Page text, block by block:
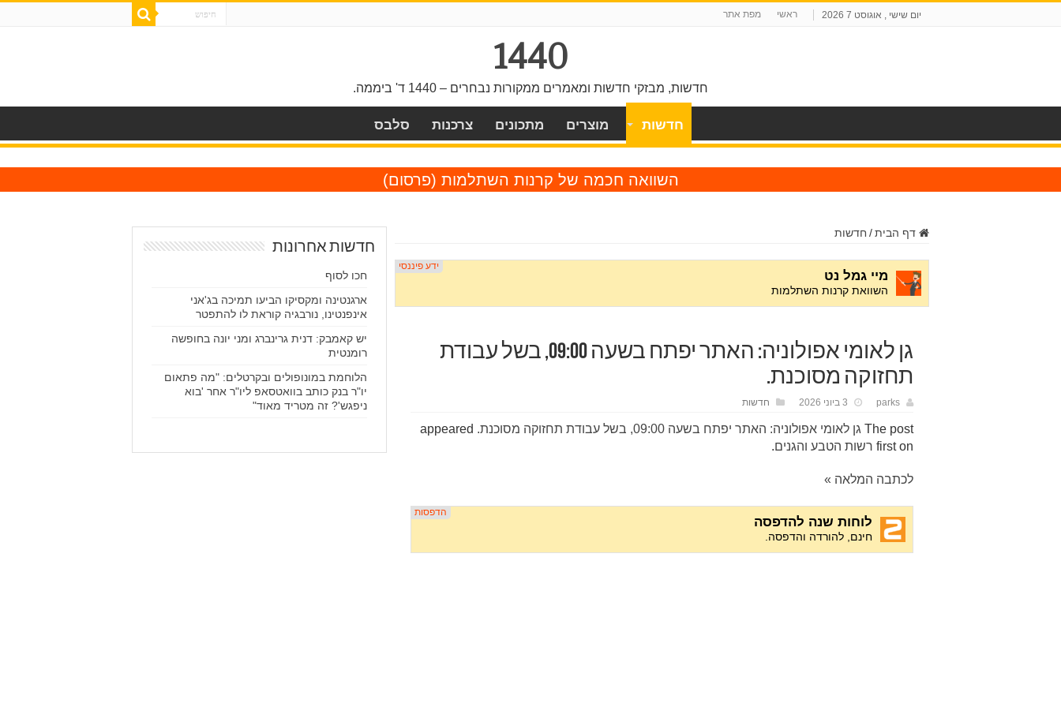
יום שישי , אוגוסט 7 2026 ראשי מפת אתר
1440
חדשות, מבזקי חדשות ומאמרים ממקורות נבחרים – 1440 ד' ביממה.
חדשות מוצרים מתכונים צרכנות סלבס
השוואה חכמה של קרנות השתלמות (פרסום)
דף הבית/ חדשות
גן לאומי אפולוניה: האתר יפתח בשעה 09:00, בשל עבודת
תחזוקה מסוכנת.
parks 3 ביוני 2026 חדשות
The post גן לאומי אפולוניה: האתר יפתח בשעה 09:00, בשל עבודת תחזוקה מסוכנת.
appeared
first on רשות הטבע והגנים.
לכתבה המלאה »
חדשות אחרונות
חכו לסוף
ארגנטינה ומקסיקו הביעו תמיכה בג'אני
אינפנטינו, נורבגיה קוראת לו להתפטר
יש קאמבק: דנית גרינברג ומני יונה בחופשה
רומנטית
הלוחמת במונופולים ובקרטלים: "מה פתאום
יו"ר בנק כותב בוואטסאפ ליו"ר אחר 'בוא
ניפגש'? זה מטריד מאוד"